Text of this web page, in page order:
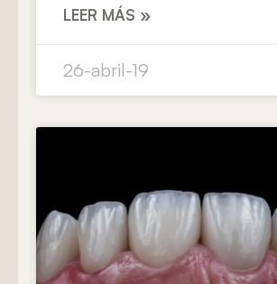
LEER MÁS »
26-abril-19